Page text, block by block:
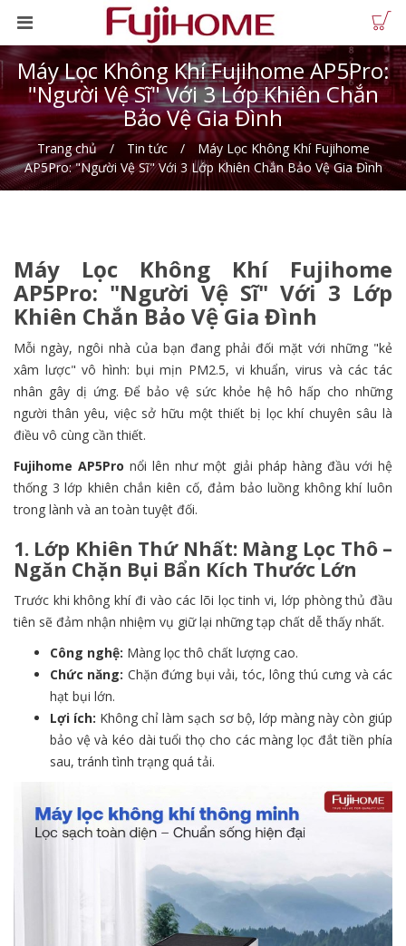
Máy Lọc Không Khí Fujihome AP5Pro:
"Người Vệ Sĩ" Với 3 Lớp Khiên Chắn
Bảo Vệ Gia Đình
Trang chủ Tin tức
Máy Lọc Không Khí Fujihome
AP5Pro: "Người Vệ Sĩ" Với 3 Lớp Khiên Chắn Bảo Vệ Gia Đình
Máy Lọc Không Khí Fujihome
AP5Pro: "Người Vệ Sĩ" Với 3 Lớp
Khiên Chắn Bảo Vệ Gia Đình
Mỗi ngày, ngôi nhà của bạn đang phải đối mặt với những "kẻ
xâm lược" vô hình: bụi mịn PM2.5, vi khuẩn, virus và các tác
nhân gây dị ứng. Để bảo vệ sức khỏe hệ hô hấp cho những
người thân yêu, việc sở hữu một thiết bị lọc khí chuyên sâu là
điều vô cùng cần thiết.
Fujihome AP5Pro nổi lên như một giải pháp hàng đầu với hệ
thống 3 lớp khiên chắn kiên cố, đảm bảo luồng không khí luôn
trong lành và an toàn tuyệt đối.
1. Lớp Khiên Thứ Nhất: Màng Lọc Thô –
Ngăn Chặn Bụi Bẩn Kích Thước Lớn
Trước khi không khí đi vào các lõi lọc tinh vi, lớp phòng thủ đầu
tiên sẽ đảm nhận nhiệm vụ giữ lại những tạp chất dễ thấy nhất.
Công nghệ: Màng lọc thô chất lượng cao.
Chức năng: Chặn đứng bụi vải, tóc, lông thú cưng và các
hạt bụi lớn.
Lợi ích: Không chỉ làm sạch sơ bộ, lớp màng này còn giúp
bảo vệ và kéo dài tuổi thọ cho các màng lọc đắt tiền phía
sau, tránh tình trạng quá tải.